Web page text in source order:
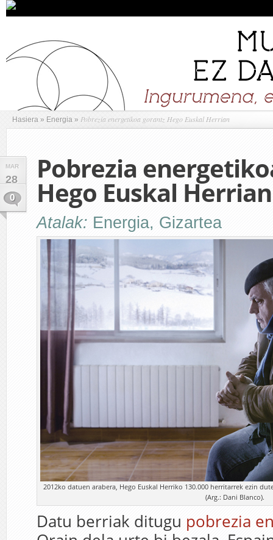
Hasiera » Energia » Pobrezia energetikoa gorantz Hego Euskal Herrian
MAR
28
0
Pobrezia
Hego Euskal Herrian
Atalak: Energia, Gizartea
2012ko datuen arabera, Hego Euskal Herriko 130.000 herritarrek ezin
(Arg.: Dani Blanco).
Datu berriak ditugu pobrezia